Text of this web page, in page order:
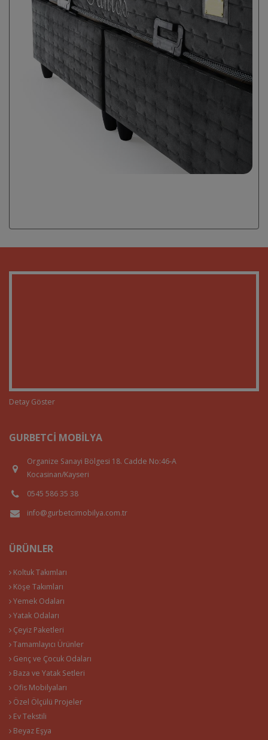
Detay Göster
GURBETCI MOBILYA
Organize Sanayi Bölgesi 18. Cadde No:46-A
Kocasinan/Kayseri
0545 586 35 38
info@gurbetcimobilya.com.tr
ÜRÜNLER
Koltuk Takımları
Köşe Takımları
Yemek Odaları
Yatak Odaları
Çeyiz Paketleri
Tamamlayıcı Ürünler
Genç ve Çocuk Odaları
Baza ve Yatak Setleri
Ofis Mobilyaları
Özel Ölçülü Projeler
Ev Tekstili
Beyaz Eşya